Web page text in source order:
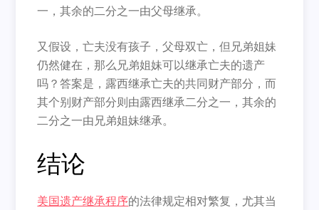
一，其余的二分之一由父母继承。
又假设，亡夫没有孩子，父母双亡，但兄弟姐妹
仍然健在，那么兄弟姐妹可以继承亡夫的遗产
吗？答案是，露西继承亡夫的共同财产部分，而
其个别财产部分则由露西继承二分之一，其余的
二分之一由兄弟姐妹继承。
结论
美国遗产继承程序的法律规定相对繁复，尤其当